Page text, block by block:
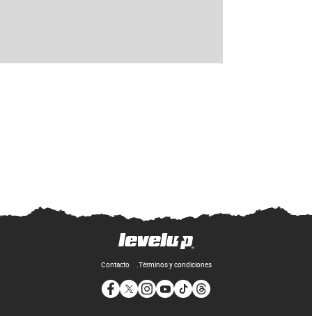
Contacto Términos y condiciones
Opens in new window
Opens in new window
Opens in new window
Opens in new window
Opens in new window
Opens in new window